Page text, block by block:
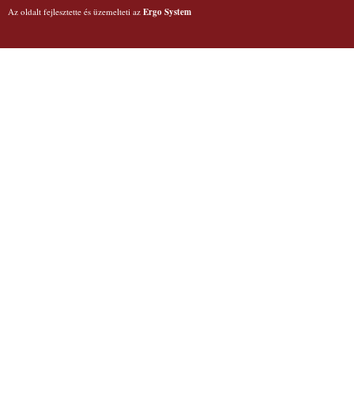
Az oldalt fejlesztette és üzemelteti az Ergo System